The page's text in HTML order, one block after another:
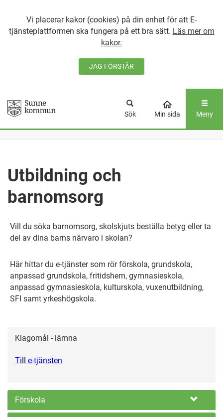
Vi placerar kakor (cookies) på din enhet för att E-
tjänsteplattformen ska fungera på ett bra sätt. Läs mer om
kakor.
JAG FÖRSTÅR
GÅ DIREKT TILL
Sök Min sida Meny
Utbildning och
barnomsorg
Vill du söka barnomsorg, skolskjuts beställa betyg eller ta
del av dina barns närvaro i skolan?
Här hittar du e-tjänster som rör förskola, grundskola,
anpassad grundskola, fritidshem, gymnasieskola,
anpassad gymnasieskola, kulturskola, vuxenutbildning,
SFI samt yrkeshögskola.
Klagomål - lämna
Till e-tjänsten
Förskola